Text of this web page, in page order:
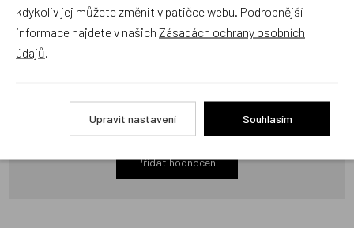
Recenze
Produkt zatím nemá žádné hodnocení,buďte první, kdo
produkt ohodnotí!
Přidat hodnocení
kdykoliv jej můžete změnit v patičce webu. Podrobnější
informace najdete v našich Zásadách ochrany osobních
údajů
Upravit nastavení Souhlasím